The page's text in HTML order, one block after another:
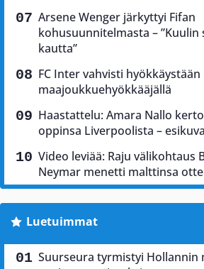
Arsene Wenger järkyttyi Fifan
kohusuunnitelmasta – ”Kuulin
kautta”
FC Inter vahvisti
maajoukkuehyökkääjällä
Haastattelu: Amara Nallo
oppinsa Liverpoolista –
Video leviää: Raju välikohtaus
Neymar menetti malttinsa
Luetuimmat
Suurseura tyrmistyi Hollannin